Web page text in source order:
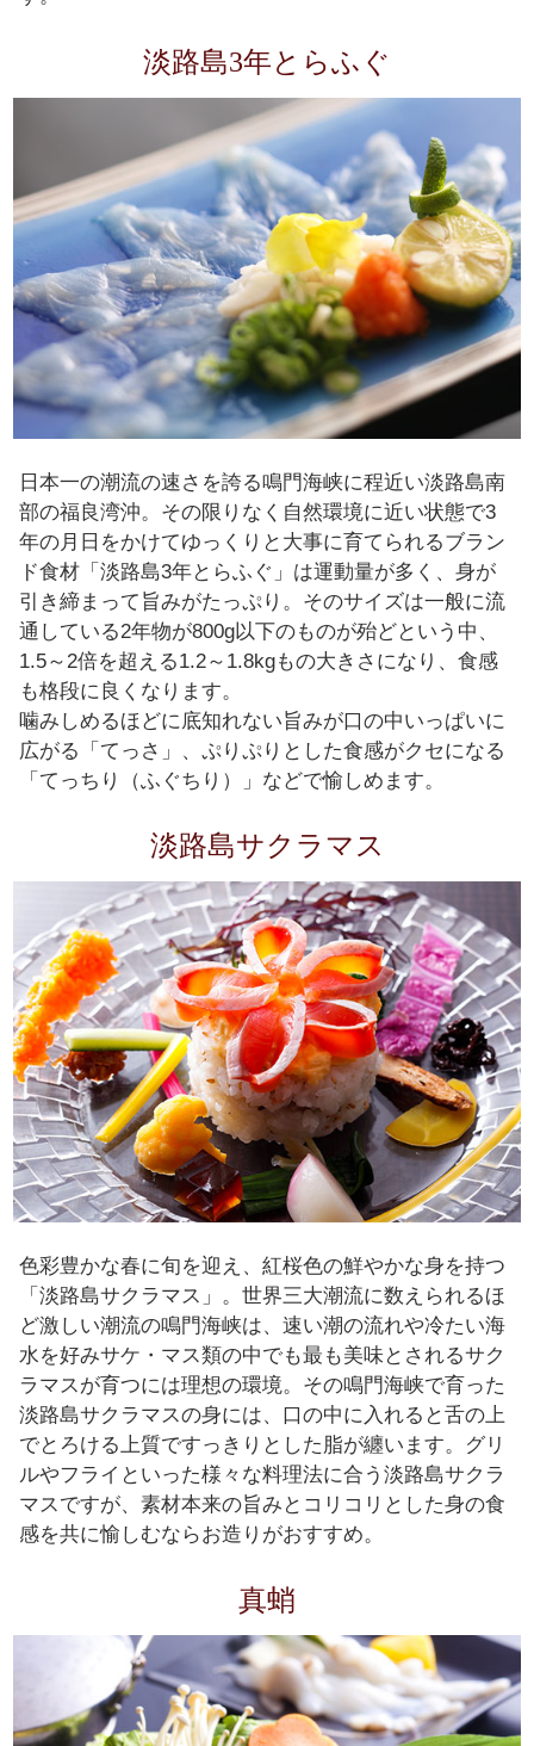
淡路島3年とらふぐ
日本一の潮流の速さを誇る鳴門海峡に程近い淡路島南
部の福良湾沖。その限りなく自然環境に近い状態で3
年の月日をかけてゆっくりと大事に育てられるブラン
ド食材「淡路島3年とらふぐ」は運動量が多く、身が
引き締まって旨みがたっぷり。そのサイズは一般に流
通している2年物が800g以下のものが殆どという中、
1.5～2倍を超える1.2～1.8kgもの大きさになり、食感
も格段に良くなります。
噛みしめるほどに底知れない旨みが口の中いっぱいに
広がる「てっさ」、ぷりぷりとした食感がクセになる
「てっちり（ふぐちり）」などで愉しめます。
淡路島サクラマス
色彩豊かな春に旬を迎え、紅桜色の鮮やかな身を持つ
「淡路島サクラマス」。世界三大潮流に数えられるほ
ど激しい潮流の鳴門海峡は、速い潮の流れや冷たい海
水を好みサケ・マス類の中でも最も美味とされるサク
ラマスが育つには理想の環境。その鳴門海峡で育った
淡路島サクラマスの身には、口の中に入れると舌の上
でとろける上質ですっきりとした脂が纏います。グリ
ルやフライといった様々な料理法に合う淡路島サクラ
マスですが、素材本来の旨みとコリコリとした身の食
感を共に愉しむならお造りがおすすめ。
真蛸